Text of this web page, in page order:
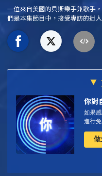
一位來自美國的貝斯樂手兼歌手
們是本集節目中，接受專訪的迷人
你對
如果
進行免
做